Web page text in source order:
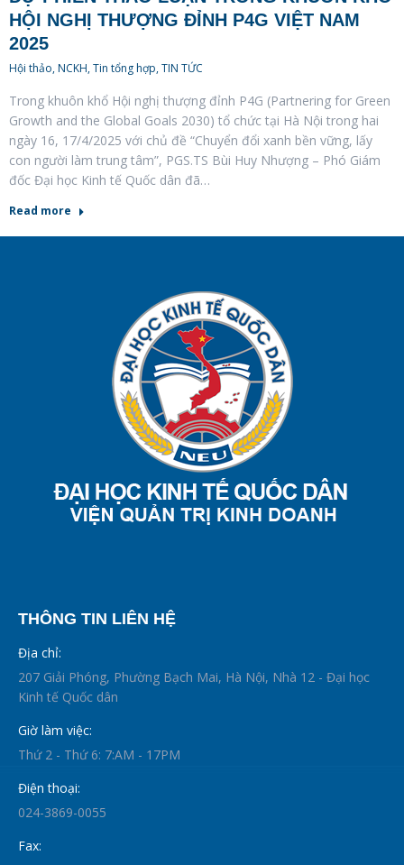
HỘI NGHỊ THƯỢNG ĐỈNH P4G VIỆT NAM
2025
Hội thảo, NCKH,Tin tổng hợp,TIN TỨC
Trong khuôn khổ Hội nghị thượng đỉnh P4G (Partnering for Green
Growth and the Global Goals 2030) tổ chức tại Hà Nội trong hai
ngày 16, 17/4/2025 với chủ đề “Chuyển đổi xanh bền vững, lấy
con người làm trung tâm”, PGS.TS Bùi Huy Nhượng – Phó Giám
đốc Đại học Kinh tế Quốc dân đã…
Read more
THÔNG TIN LIÊN HỆ
Địa chỉ:
207 Giải Phóng, Phường Bạch Mai, Hà Nội, Nhà 12 - Đại học
Kinh tế Quốc dân
Giờ làm việc:
Thứ 2 - Thứ 6: 7:AM - 17PM
Điện thoại:
024-3869-0055
Fax: